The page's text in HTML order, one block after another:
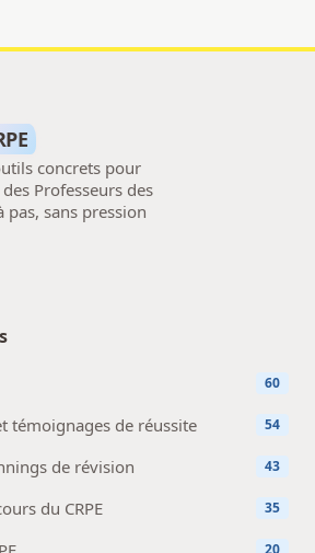
concrets pour
Professeurs des
pas, sans pression
60
témoignages de réussite 54
de révision 43
du CRPE 35
20